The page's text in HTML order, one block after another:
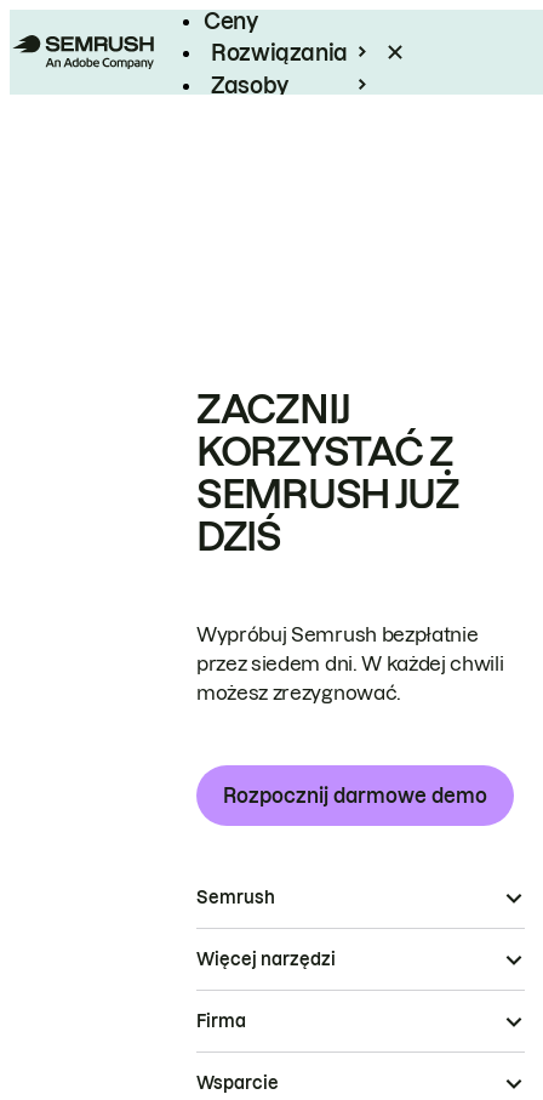
Ceny
Rozwiązania
Zasoby
ZACZNIJ
KORZYSTAĆ Z
SEMRUSH JUŻ
DZIŚ
Wypróbuj Semrush bezpłatnie
przez siedem dni. W każdej chwili
możesz zrezygnować.
Rozpocznij darmowe demo
Semrush
Więcej narzędzi
Firma
Wsparcie